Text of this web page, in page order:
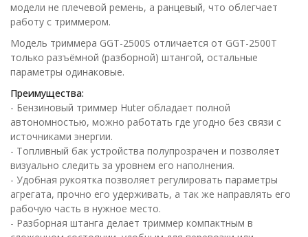
модели не плечевой ремень, а ранцевый, что облегчает
работу с триммером.
Модель триммера GGT-2500S отличается от GGT-2500T
только разъёмной (разборной) штангой, остальные
параметры одинаковые.
Преимущества:
- Бензиновый триммер Huter обладает полной
автономностью, можно работать где угодно без связи с
источниками энергии.
- Топливный бак устройства полупрозрачен и позволяет
визуально следить за уровнем его наполнения.
- Удобная рукоятка позволяет регулировать параметры
агрегата, прочно его удерживать, а так же направлять его
рабочую часть в нужное место.
- Разборная штанга делает триммер компактным в